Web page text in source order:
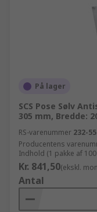
På lager
SCS Pose Sølv
305 mm, Bredde:
RS-varenummer 232-
Producentens
Indhold (1 pakke af
Kr. 841,50(ekskl.
Antal